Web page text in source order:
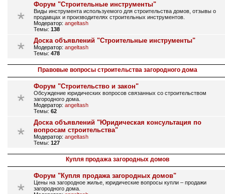
Форум "Строительные инструменты"
Виды инструмента используемого для строительства домов, отзывы о
продавцах и производителях строительных инструментов.
Модератор: angeltash
Темы: 138
Доска объявлений "Строительные инструменты"
Модератор: angeltash
Темы: 478
Правовые вопросы строительства загородного дома
Форум "Строительство и закон"
Обсуждение юридических вопросов связанных со строительством
загородного дома.
Модератор: angeltash
Темы: 62
Доска объявлений "Юридическая консультация по
вопросам строительства"
Модератор: angeltash
Темы: 127
Купля продажа загородных домов
Форум "Купля продажа загородных домов"
Цены на загородное жилье, юридические вопросы купли – продажи
загородного дома.